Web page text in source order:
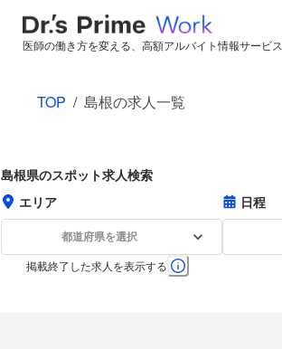
医師の働き方を変える、高額アルバイト情報サービス
TOP / 島根の求人一覧
島根県のスポット求人検索
エリア
都道府県を選択
日程
掲載終了した求人を表示する